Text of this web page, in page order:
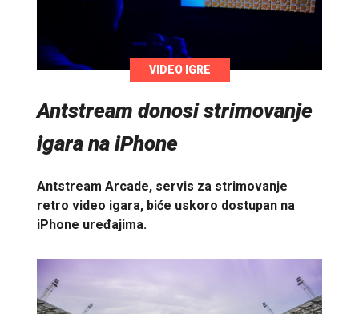
VIDEO IGRE
Antstream donosi strimovanje
igara na iPhone
Antstream Arcade, servis za strimovanje
retro video igara, biće uskoro dostupan na
iPhone uređajima.